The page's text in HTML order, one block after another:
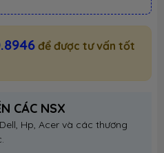
để được tư vấn tốt
CÁC NSX
Hp, Acer và các thương